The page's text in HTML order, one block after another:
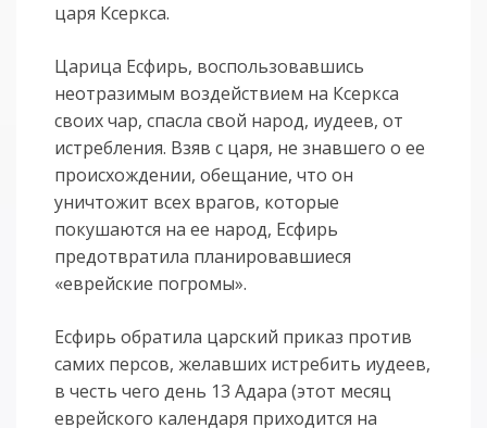
царя Ксеркса.
Царица Есфирь, воспользовавшись
неотразимым воздействием на Ксеркса
своих чар, спасла свой народ, иудеев, от
истребления. Взяв с царя, не знавшего о ее
происхождении, обещание, что он
уничтожит всех врагов, которые
покушаются на ее народ, Есфирь
предотвратила планировавшиеся
«еврейские погромы».
Есфирь обратила царский приказ против
самих персов, желавших истребить иудеев,
в честь чего день 13 Адара (этот месяц
еврейского календаря приходится на